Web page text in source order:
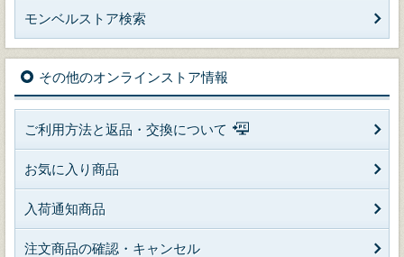
モンベルストア検索
その他のオンラインストア情報
ご利用方法と返品・交換について
お気に入り商品
入荷通知商品
注文商品の確認・キャンセル